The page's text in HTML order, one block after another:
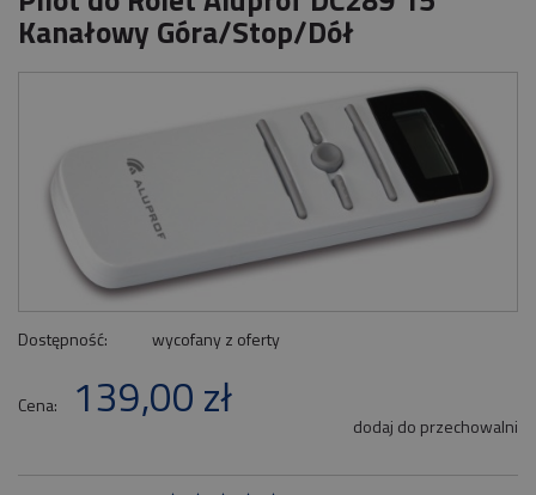
Kanałowy Góra/Stop/Dół
Dostępność: wycofany z oferty
Cena: 139,00 zł dodaj do przechowalni